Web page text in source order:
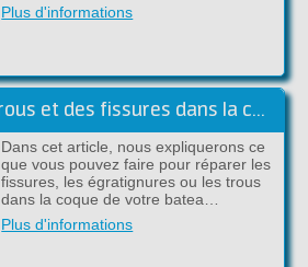
Plus d'informations
Réparation des trous et des fissures dans la coque au-dessus de la ligne de flottaison
Dans cet article, nous expliquerons ce
que vous pouvez faire pour réparer les
fissures, les égratignures ou les trous
dans la coque de votre batea…
Plus d'informations